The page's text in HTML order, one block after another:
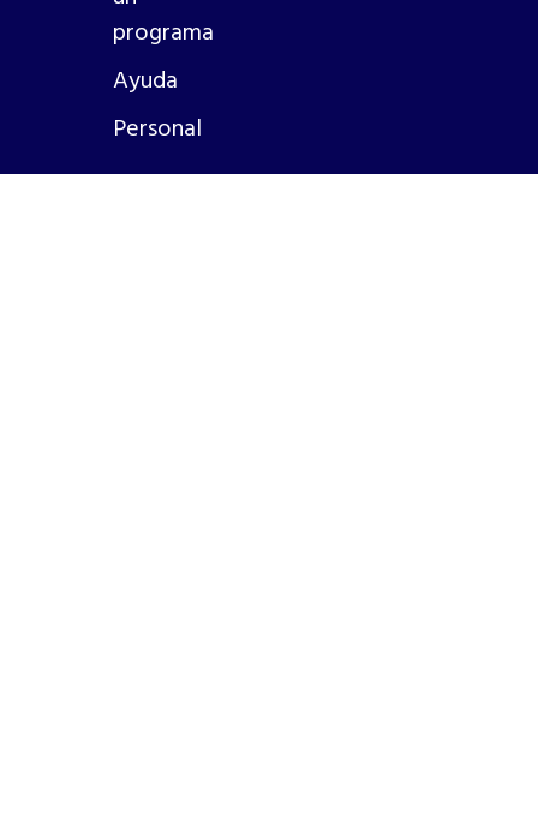
programa
Ayuda
Personal